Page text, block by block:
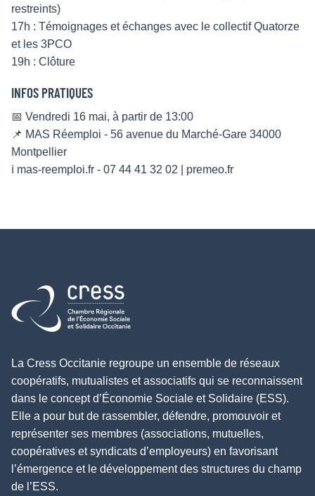
restreints)
17h : Témoignages et échanges avec le collectif Quatorze
et les 3PCO
19h : Clôture
INFOS PRATIQUES
📅 Vendredi 16 mai, à partir de 13:00
📌 MAS Réemploi - 56 avenue du Marché-Gare 34000
Montpellier
ℹ️ mas-reemploi.fr - 07 44 41 32 02 | premeo.fr
Retour à l'accueil
La Cress Occitanie regroupe un ensemble de réseaux
coopératifs, mutualistes et associatifs qui se reconnaissent
dans le concept d’Économie Sociale et Solidaire (ESS).
Elle a pour but de rassembler, défendre, promouvoir et
représenter ses membres (associations, mutuelles,
coopératives et syndicats d’employeurs) en favorisant
l’émergence et le développement des structures du champ
de l’ESS.